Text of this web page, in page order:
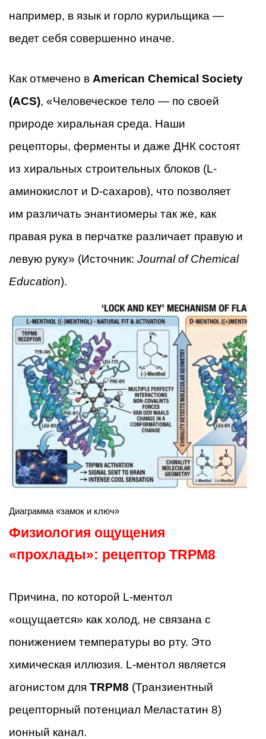
например, в язык и горло курильщика —
ведет себя совершенно иначе.
Как отмечено в American Chemical Society
(ACS), «Человеческое тело — по своей
природе хиральная среда. Наши
рецепторы, ферменты и даже ДНК состоят
из хиральных строительных блоков (L-
аминокислот и D-сахаров), что позволяет
им различать энантиомеры так же, как
правая рука в перчатке различает правую и
левую руку» (Источник: Journal of Chemical
Education).
Диаграмма «замок и ключ»
Физиология ощущения
«прохлады»: рецептор TRPM8
Причина, по которой L-ментол
«ощущается» как холод, не связана с
понижением температуры во рту. Это
химическая иллюзия. L-ментол является
агонистом для TRPM8 (Транзиентный
рецепторный потенциал Меластатин 8)
ионный канал.